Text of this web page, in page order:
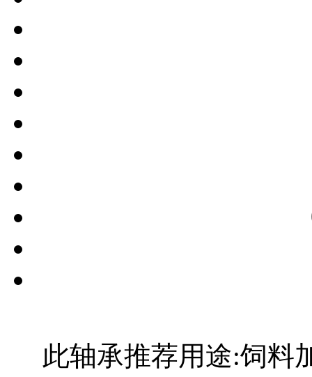
此轴承推荐用途:饲料